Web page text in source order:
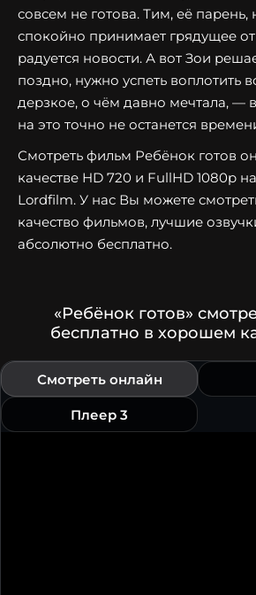
совсем не готова. Тим, её парень,
спокойно принимает грядущее
радуется новости. А вот Зои
поздно, нужно успеть воплотить
дерзкое, о чём давно мечтала, —
на это точно не останется
Смотреть фильм Ребёнок готов
качестве HD 720 и FullHD 1080p
Lordfilm. У нас Вы можете
качество фильмов, лучшие
абсолютно бесплатно.
«Ребёнок готов»
бесплатно в хорошем
Смотреть онлайн
Плеер 3